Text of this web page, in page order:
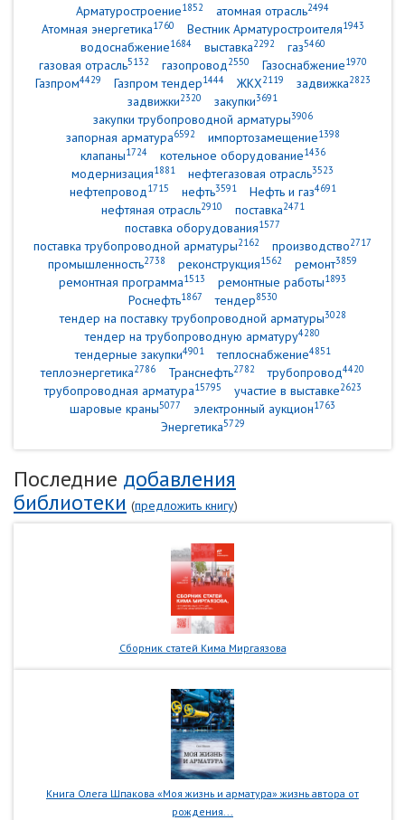
Арматуростроение1852 атомная отрасль2494
Атомная энергетика1760 Вестник Арматуростроителя1943
водоснабжение1684 выставка2292 газ5460
газовая отрасль5132 газопровод2550 Газоснабжение1970
Газпром4429 Газпром тендер1444 ЖКХ2119 задвижка2823
задвижки2320 закупки3691
закупки трубопроводной арматуры3906
запорная арматура6592 импортозамещение1398
клапаны1724 котельное оборудование1436
модернизация1881 нефтегазовая отрасль3523
нефтепровод1715 нефть3591 Нефть и газ4691
нефтяная отрасль2910 поставка2471
поставка оборудования1577
поставка трубопроводной арматуры2162 производство2717
промышленность2738 реконструкция1562 ремонт3859
ремонтная программа1513 ремонтные работы1893
Роснефть1867 тендер8530
тендер на поставку трубопроводной арматуры3028
тендер на трубопроводную арматуру4280
тендерные закупки4901 теплоснабжение4851
теплоэнергетика2786 Транснефть2782 трубопровод4420
трубопроводная арматура15795 участие в выставке2623
шаровые краны5077 электронный аукцион1763
Энергетика5729
Последние добавления
библиотеки (предложить книгу)
Сборник статей Кима Миргаязова
Книга Олега Шпакова «Моя жизнь и арматура» жизнь автора от
рождения...